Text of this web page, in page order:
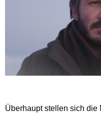
Überhaupt stellen sich die